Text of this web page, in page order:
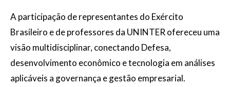
A participação de representantes do Exército
Brasileiro e de professores da UNINTER ofereceu uma
visão multidisciplinar, conectando Defesa,
desenvolvimento econômico e tecnologia em análises
aplicáveis a governança e gestão empresarial.